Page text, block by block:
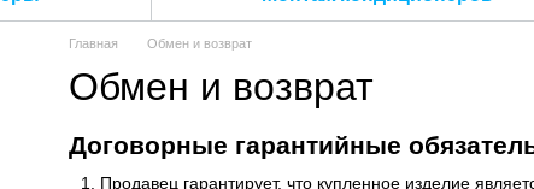
Главная Обмен и возврат
Обмен и возврат
Договорные гарантийные
Продавец гарантирует, что купленное изделие